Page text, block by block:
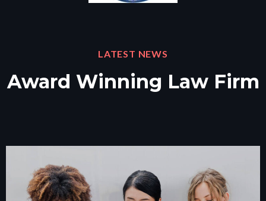
LATEST NEWS
Award Winning Law Firm